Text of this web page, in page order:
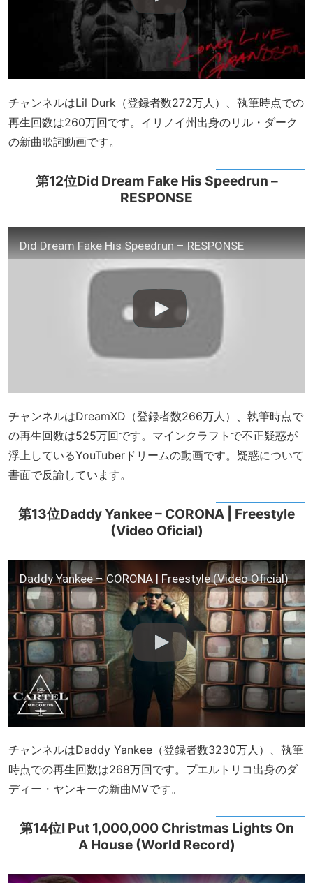
チャンネルはLil Durk（登録者数272万人）、執筆時点での
再生回数は260万回です。イリノイ州出身のリル・ダーク
の新曲歌詞動画です。
第12位Did Dream Fake His Speedrun –
RESPONSE
Did Dream Fake His Speedrun – RESPONSE
チャンネルはDreamXD（登録者数266万人）、執筆時点で
の再生回数は525万回です。マインクラフトで不正疑惑が
浮上しているYouTuberドリームの動画です。疑惑について
書面で反論しています。
第13位Daddy Yankee – CORONA | Freestyle
(Video Oficial)
Daddy Yankee – CORONA | Freestyle (Video Oficial)
チャンネルはDaddy Yankee（登録者数3230万人）、執筆
時点での再生回数は268万回です。プエルトリコ出身のダ
ディー・ヤンキーの新曲MVです。
第14位I Put 1,000,000 Christmas Lights On
A House (World Record)